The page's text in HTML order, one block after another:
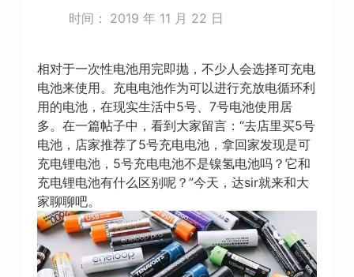
时间： 2019 年 11 月 22 日
相对于一次性电池用完即抛，不少人会选择可充电
电池来使用。充电电池作为可以进行充放电循环利
用的电池，在现实生活中5号、7号电池使用居
多。在一篇帖子中，看到大家留言：“去店里买5号
电池，店家推荐了5号充电电池，拿回家发现是可
充电锂电池，5号充电电池不是镍氢电池吗？它和
充电锂电池有什么区别呢？”今天，达sir就来和大
家聊聊吧。